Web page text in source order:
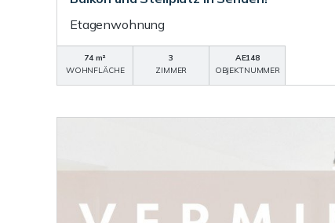
Etagenwohnung
74 m²
WOHNFLÄCHE
3
ZIMMER
AE148
OBJEKTNUMMER